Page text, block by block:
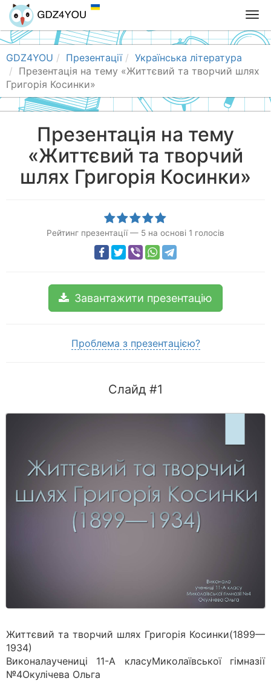
T
o
g
l
n
a
GDZ4YOU Презентації
Українська література
Презентація на тему «Життєвий та творчий шлях
Григорія Косинки»
Презентація на тему
«Життєвий та творчий
шлях Григорія Косинки»
Рейтинг презентації — 5 на основі 1 голосів
Завантажити презентацію
Проблема з презентацією?
Слайд #1
Життєвий та творчий шлях Григорія Косинки(1899—
1934)
Виконалаучениці 11-А класуМиколаївської гімназії
№4Окулічева Ольга